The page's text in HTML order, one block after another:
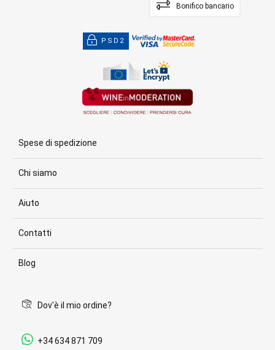
Bonifico bancario
PSD2
Spese di spedizione
Chi siamo
Aiuto
Contatti
Blog
Dov'è il mio ordine?
+34 634 871 709